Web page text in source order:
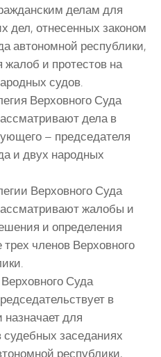
делам для
дел, отнесенных законом
автономной республики,
жалоб и протестов на
судов.
Верховного Суда
дела в
– председателя
и двух народных
Верховного Суда
жалобы и
и определения
членов Верховного
Суда
в
для
судебных заседаниях
республики,